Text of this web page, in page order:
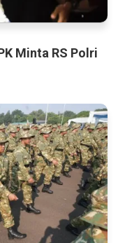
Minta RS Polri